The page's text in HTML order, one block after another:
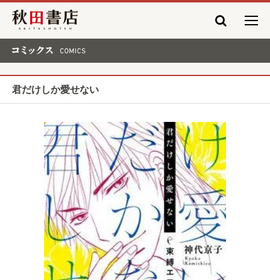
秋田書店
君だけしか愛せない